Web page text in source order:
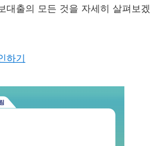
대출의 모든 것을 자세히 살펴보겠
하기